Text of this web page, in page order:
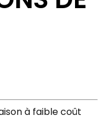
à faible coût